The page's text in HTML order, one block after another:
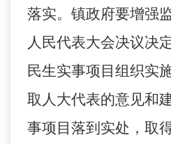
落实。镇政府要增强
人民代表大会决议决
民生实事项目组织实
取人大代表的意见和
事项目落到实处，取